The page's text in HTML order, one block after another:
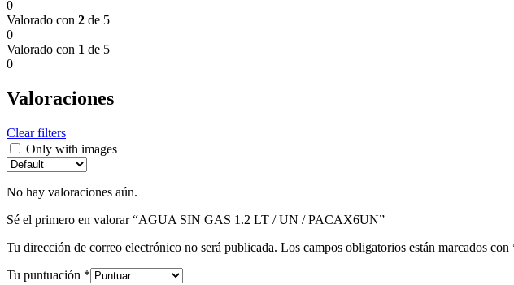
0
Valorado con 2 de 5
0
Valorado con 1 de 5
0
Valoraciones
Clear filters
Only with images
No hay valoraciones aún.
Sé el primero en valorar “AGUA SIN GAS 1.2 LT / UN / PACAX6UN”
Tu dirección de correo electrónico no será publicada. Los campos obligatorios están marcados con
Tu puntuación *